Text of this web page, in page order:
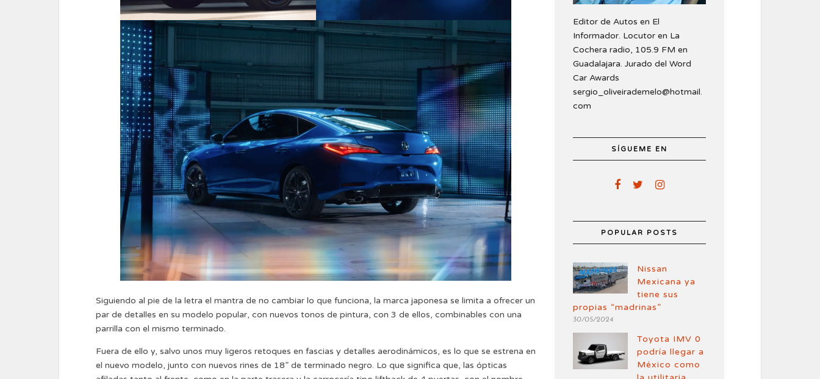
Siguiendo al pie de la letra el mantra de no cambiar lo que funciona, la marca japonesa se limita a ofrecer un
par de detalles en su modelo popular, con nuevos tonos de pintura, con 3 de ellos, combinables con una
parrilla con el mismo terminado.
Fuera de ello y, salvo unos muy ligeros retoques en fascias y detalles aerodinámicos, es lo que se estrena en
el nuevo modelo, junto con nuevos rines de 18” de terminado negro. Lo que significa que, las ópticas
Editor de Autos en El
Informador. Locutor en La
Cochera radio, 105.9 FM en
Guadalajara. Jurado del Word
Car Awards
sergio_oliveirademelo@hotmail.
com
SÍGUEME EN
POPULAR POSTS
Nissan
Mexicana ya
tiene sus
propias “madrinas”
30/05/2024
Toyota IMV 0
podría llegar a
México como